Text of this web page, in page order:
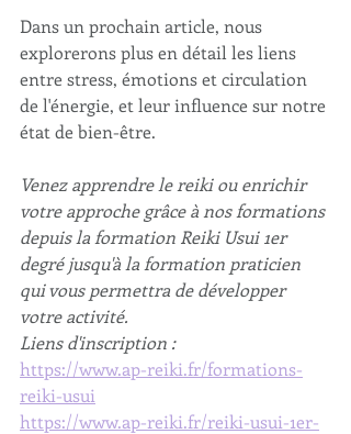
Dans un prochain article, nous
explorerons plus en détail les liens
entre stress, émotions et circulation
de l'énergie, et leur influence sur notre
état de bien-être.
Venez apprendre le reiki ou enrichir
votre approche grâce à nos formations
depuis la formation Reiki Usui 1er
degré jusqu'à la formation praticien
qui vous permettra de développer
votre activité.
Liens d'inscription :
https://www.ap-reiki.fr/formations-
reiki-usui
https://www.ap-reiki.fr/reiki-usui-1er-